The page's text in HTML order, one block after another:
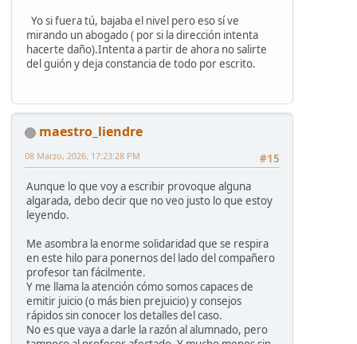
Yo si fuera tú, bajaba el nivel pero eso sí ve
mirando un abogado ( por si la dirección intenta
hacerte daño).Intenta a partir de ahora no salirte
del guión y deja constancia de todo por escrito.
maestro_liendre
#15
08 Marzo, 2026, 17:23:28 PM
Aunque lo que voy a escribir provoque alguna
algarada, debo decir que no veo justo lo que estoy
leyendo.
Me asombra la enorme solidaridad que se respira
en este hilo para ponernos del lado del compañero
profesor tan fácilmente.
Y me llama la atención cómo somos capaces de
emitir juicio (o más bien prejuicio) y consejos
rápidos sin conocer los detalles del caso.
No es que vaya a darle la razón al alumnado, pero